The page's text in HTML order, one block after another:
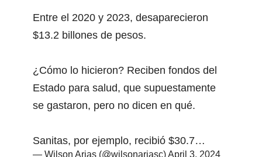
Entre el 2020 y 2023, desaparecieron
$13.2 billones de pesos.
¿Cómo lo hicieron? Reciben fondos del
Estado para salud, que supuestamente
se gastaron, pero no dicen en qué.
Sanitas, por ejemplo, recibió $30.7…
— Wilson Arias (@wilsonariasc)April 3, 2024